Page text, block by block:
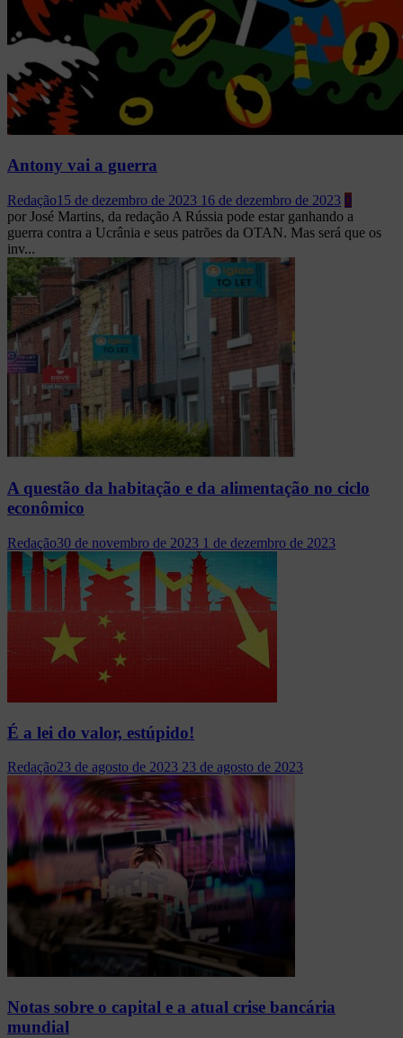
Antony vai a guerra
Redação15 de dezembro de 2023 16 de dezembro de 2023 0
por José Martins, da redação A Rússia pode estar ganhando a
guerra contra a Ucrânia e seus patrões da OTAN. Mas será que os
inv...
A questão da habitação e da alimentação no ciclo
econômico
Redação30 de novembro de 2023 1 de dezembro de 2023
É a lei do valor, estúpido!
Redação23 de agosto de 2023 23 de agosto de 2023
Notas sobre o capital e a atual crise bancária
mundial